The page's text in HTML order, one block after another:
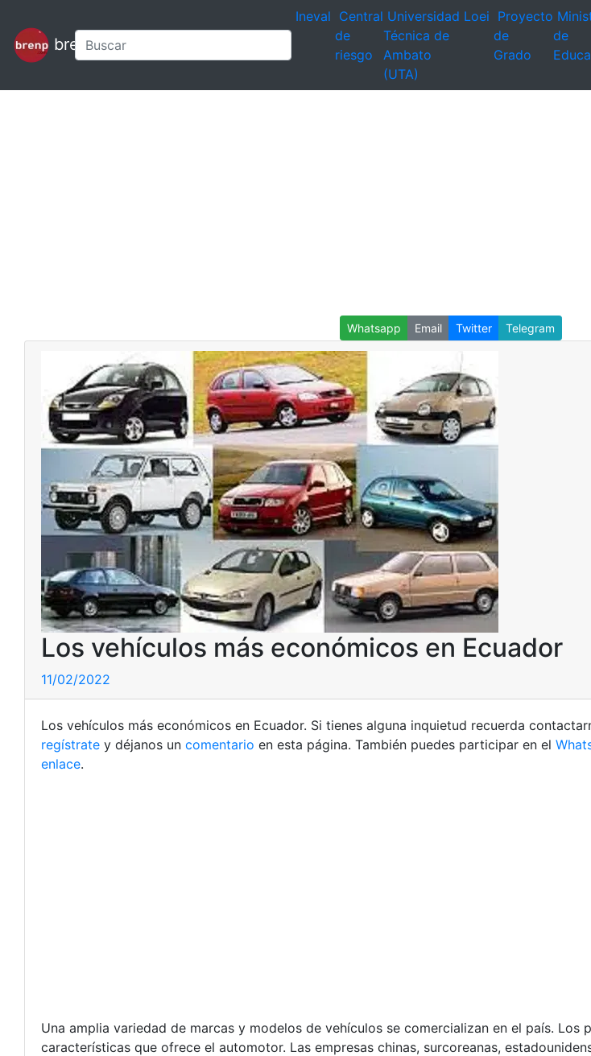
brenp
Ineval Central
de
riesgo
Universidad
Técnica de
Ambato
(UTA)
Loei Proyecto
de
Grado
de
Whatsapp Email Twitter Telegram
Los vehículos más económicos en Ecuador
11/02/2022
Los vehículos más económicos en Ecuador. Si tienes alguna inquietud recuerda
regístrate y déjanos un comentario en esta página. También puedes participar en el
enlace.
Una amplia variedad de marcas y modelos de vehículos se comercializan en el país. Los
características que ofrece el automotor. Las empresas chinas, surcoreanas,